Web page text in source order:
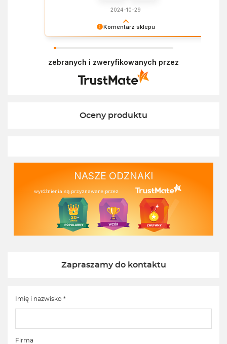
Komentarz sklepu
doświadczeniem. Z pozdrowieniami, Zespół
2024-10-29
zebranych i zweryfikowanych przez
Oceny produktu
NASZE ODZNAKI
wyróżnienia są przyznawane przez
Zapraszamy do kontaktu
Imię i nazwisko *
Firma